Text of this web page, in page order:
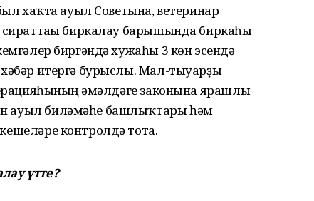
хаҡта ауыл Советына, ветеринар
сираттағы биркалау барышында биркаһы
биргәндә хужаһы 3 көн эсендә
хәбәр итергә бурыслы. Мал-тыуарҙы
ғәмәлдәге законына ярашлы
ауыл биләмәһе башлыҡтары һәм
контролдә тота.
үтте?